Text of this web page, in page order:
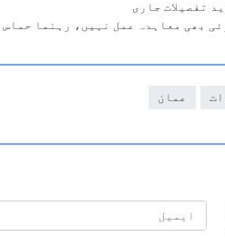
تفصیلات جاری
بھی معاہدہ عمل نہیں، رہنما حماس
عمان